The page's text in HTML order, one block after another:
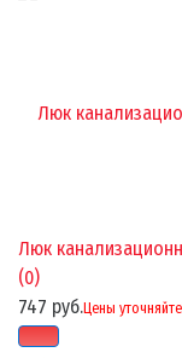
Люк
(0)
747 руб.Цены